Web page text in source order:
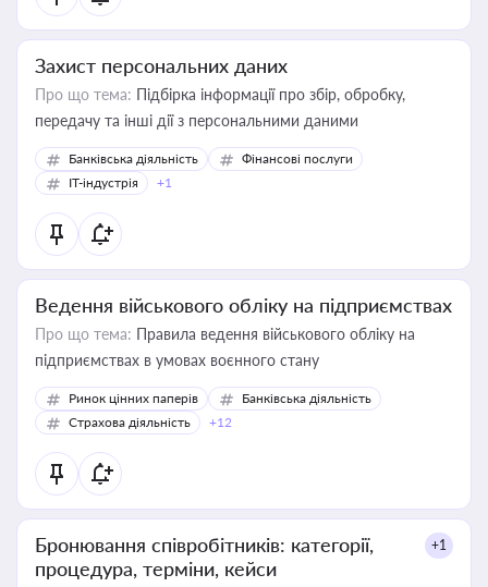
Захист персональних даних
Про що тема: Підбірка інформації про збір, обробку,
передачу та інші дії з персональними даними
Банківська діяльність
Фінансові послуги
IT-індустрія
+1
Ведення військового обліку на підприємствах
Про що тема: Правила ведення військового обліку на
підприємствах в умовах воєнного стану
Ринок цінних паперів
Банківська діяльність
Страхова діяльність
+12
Бронювання співробітників: категорії,
процедура, терміни, кейси
+1